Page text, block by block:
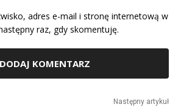
adres e-mail i stronę internetową w
raz, gdy skomentuję.
Następny artykuł